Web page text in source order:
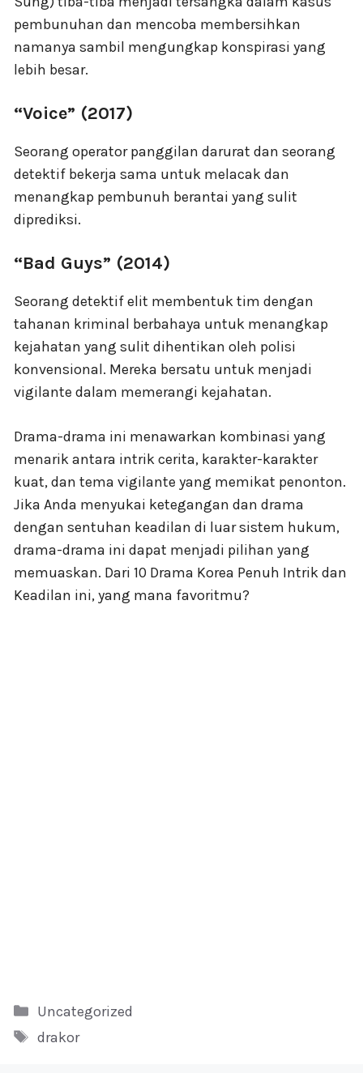
pembunuhan dan mencoba membersihkan
namanya sambil mengungkap konspirasi yang
lebih besar.
“Voice” (2017)
Seorang operator panggilan darurat dan seorang
detektif bekerja sama untuk melacak dan
menangkap pembunuh berantai yang sulit
diprediksi.
“Bad Guys” (2014)
Seorang detektif elit membentuk tim dengan
tahanan kriminal berbahaya untuk menangkap
kejahatan yang sulit dihentikan oleh polisi
konvensional. Mereka bersatu untuk menjadi
vigilante dalam memerangi kejahatan.
Drama-drama ini menawarkan kombinasi yang
menarik antara intrik cerita, karakter-karakter
kuat, dan tema vigilante yang memikat penonton.
Jika Anda menyukai ketegangan dan drama
dengan sentuhan keadilan di luar sistem hukum,
drama-drama ini dapat menjadi pilihan yang
memuaskan. Dari 10 Drama Korea Penuh Intrik dan
Keadilan ini, yang mana favoritmu?
Kategori
Uncategorized
Tag
drakor